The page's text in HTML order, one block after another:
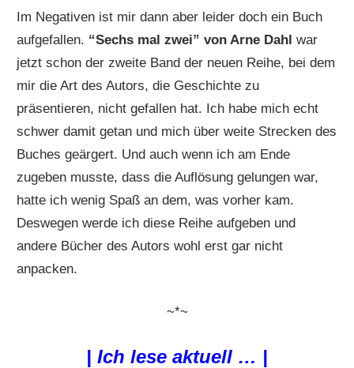
Im Negativen ist mir dann aber leider doch ein Buch
aufgefallen. “Sechs mal zwei” von Arne Dahl war
jetzt schon der zweite Band der neuen Reihe, bei dem
mir die Art des Autors, die Geschichte zu
präsentieren, nicht gefallen hat. Ich habe mich echt
schwer damit getan und mich über weite Strecken des
Buches geärgert. Und auch wenn ich am Ende
zugeben musste, dass die Auflösung gelungen war,
hatte ich wenig Spaß an dem, was vorher kam.
Deswegen werde ich diese Reihe aufgeben und
andere Bücher des Autors wohl erst gar nicht
anpacken.
~*~
| Ich lese aktuell … |